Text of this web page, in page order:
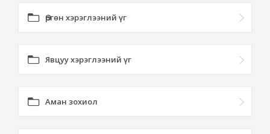
Өргөн хэрэглээний үг
Явцуу хэрэглээний үг
Аман зохиол